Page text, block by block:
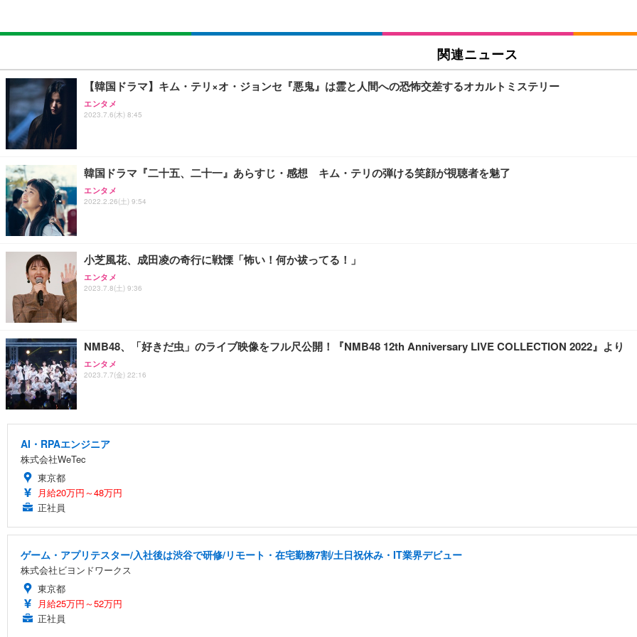
関連ニュース
【韓国ドラマ】キム・テリ×オ・ジョンセ『悪鬼』は霊と人間への恐怖交差するオカルトミステリー
エンタメ
2023.7.6(木) 8:45
韓国ドラマ『二十五、二十一』あらすじ・感想 キム・テリの弾ける笑顔が視聴者を魅了
エンタメ
2022.2.26(土) 9:54
小芝風花、成田凌の奇行に戦慄「怖い！何か祓ってる！」
エンタメ
2023.7.8(土) 9:36
NMB48、「好きだ虫」のライブ映像をフル尺公開！『NMB48 12th Anniversary LIVE COLLECTION 2022』より
エンタメ
2023.7.7(金) 22:16
AI・RPAエンジニア
株式会社WeTec
東京都
月給20万円～48万円
正社員
ゲーム・アプリテスター/入社後は渋谷で研修/リモート・在宅勤務7割/土日祝休み・IT業界デビュー
株式会社ビヨンドワークス
東京都
月給25万円～52万円
正社員